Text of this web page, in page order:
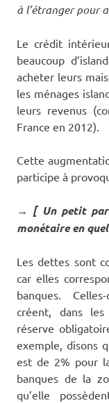
à l’étranger pour
Le crédit
beaucoup
acheter leurs
les ménages
leurs revenus
France en 2012).
Cette
participe à
→ [ Un petit
monétaire en
Les dettes sont
car elles
banques.
créent, dans
réserve
exemple, disons
est de 2% pour
banques de la
qu’elle